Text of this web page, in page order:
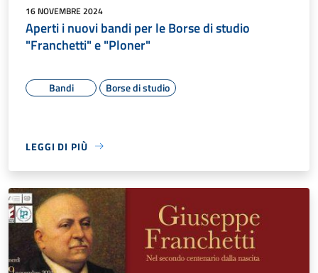
16 NOVEMBRE 2024
Aperti i nuovi bandi per le Borse di studio
"Franchetti" e "Ploner"
Bandi Borse di studio
LEGGI DI PIÙ